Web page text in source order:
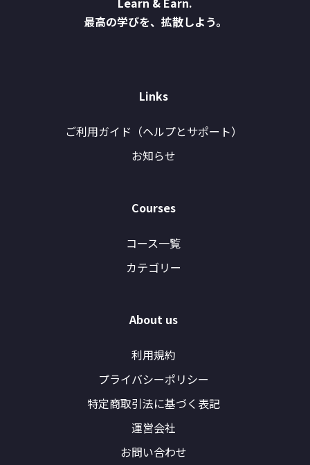
最高の学びを、拡散しよう。
Links
ご利用ガイド（ヘルプとサポート）
お知らせ
Courses
コース一覧
カテゴリー
About us
利用規約
プライバシーポリシー
特定商取引法に基づく表記
運営会社
お問い合わせ